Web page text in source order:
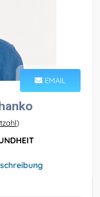
EMAIL
)